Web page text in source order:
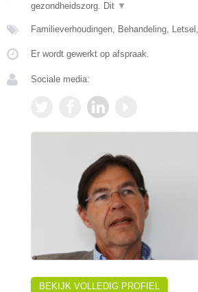
gezondheidszorg. Dit ▼
Familieverhoudingen, Behandeling,
Er wordt gewerkt op afspraak.
Sociale media:
BEKIJK VOLLEDIG PROFIEL